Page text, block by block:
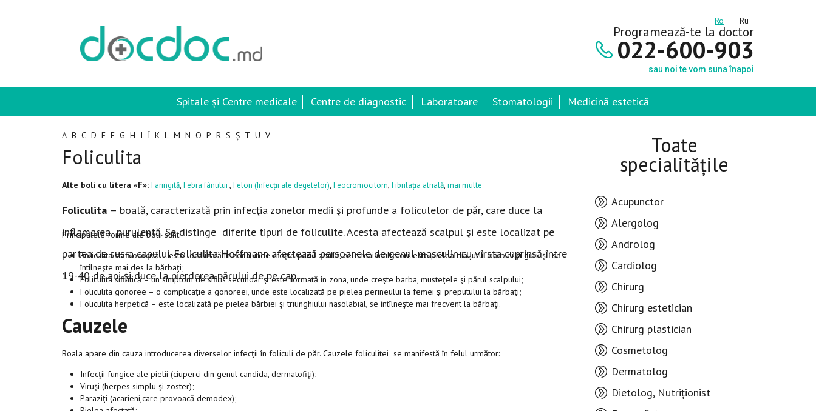
Ro Ru
Programează-te la doctor
022-600-903
sau noi te vom suna înapoi
Spitale și Centre medicale Centre de diagnostic Laboratoare Stomatologii Medicină estetică
A B C D E F G H I Î K L M N O P R S Ș T U V
Foliculita
Alte boli cu litera «F»: Faringită, Febra fânului , Felon (Infecții ale degetelor), Feocromocitom, Fibrilația atrială, mai multe
Foliculita – boală, caracterizată prin infecţia zonelor medii şi profunde a foliculelor de păr, care duce la
inflamarea purulentă. Se distinge diferite tipuri de foliculite. Acesta afectează scalpul şi este localizat pe
partea de sus a capului. Foliculita Hoffmann afectează persoanele de genul masculin cu vîrsta cuprinsă între
19-40 de ani şi duce la pierderea părului de pe cap.
Principalele forme ale bolii sunt:
Foliculita stafilococică – este localizată în zona,unde creşte părul zbîrlit, cele mai multe ori, este pielea din jurul bărbiei şi gurii şi se
întîlneşte mai des la bărbaţi;
Foliculita sifilitică – un simptom de sifilis secundar şi este formată în zona, unde creşte barba, musteţele şi părul scalpului;
Foliculita gonoree – o complicaţie a gonoreei, unde este localizată pe pielea perineului la femei şi preputului la bărbaţi;
Foliculita herpetică – este localizată pe pielea bărbiei şi triunghiului nasolabial, se întîlneşte mai frecvent la bărbaţi.
Cauzele
Boala apare din cauza introducerea diverselor infecţii în foliculi de păr. Cauzele foliculitei se manifestă în felul următor:
Infecţii fungice ale pielii (ciuperci din genul candida, dermatofiţi);
Viruşi (herpes simplu şi zoster);
Paraziţi (acarieni,care provoacă demodex);
Toate
specialitățile
Acupunctor
Alergolog
Androlog
Cardiolog
Chirurg
Chirurg estetician
Chirurg plastician
Cosmetolog
Dermatolog
Dietolog, Nutriționist